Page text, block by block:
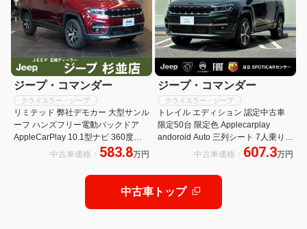
ジープ・コマンダー
クライスラー・ジープ
リミテッド 弊社デモカー 大型サンル
ーフ ハンズフリー電動バックドア
AppleCarPlay 10.1型ナビ 360度モ
ニター アダプティブクルーズコント
中古車価格： 583.8万円
ジープ・コマンダー
クライスラー・ジープ
トレイル エディション 認定中古車
限定50台 限定色 Applecarplay
andoroid Auto 三列シート 7人乗り
ブラインドスポットモニター 電動パ
ETC2.0
中古車価格： 607.3万円
中古車トップ